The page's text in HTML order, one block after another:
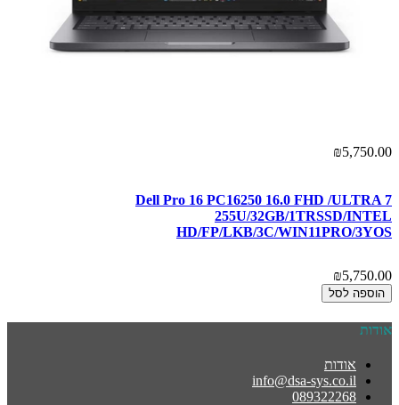
₪5,750.00
Dell Pro 16 PC16250 16.0 FHD /ULTRA 7
255U/32GB/1TRSSD/INTEL
HD/FP/LKB/3C/WIN11PRO/3YOS
₪5,750.00
הוספה לסל
אודות
אודות
info@dsa-sys.co.il
089322268